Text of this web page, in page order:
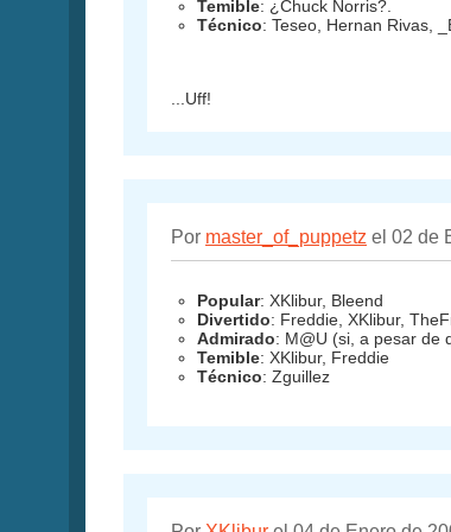
Temible: ¿Chuck Norris?.
Técnico: Teseo, Hernan Rivas,
...Uff!
Por master_of_puppetz el 02 de
Popular: XKlibur, Bleend
Divertido: Freddie, XKlibur,
Admirado: M@U (si, a pesar de
Temible: XKlibur, Freddie
Técnico: Zguillez